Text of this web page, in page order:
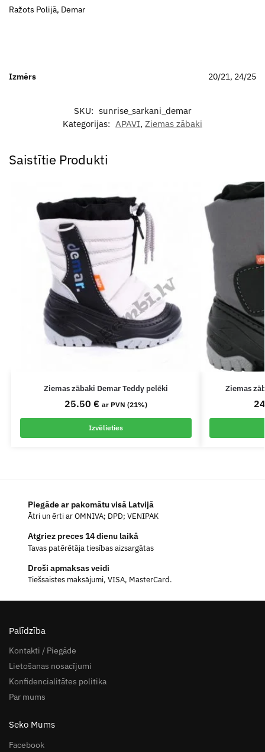
Ražots Polijā, Demar
Izmērs 20/21, 24/25
SKU: sunrise_sarkani_demar
Kategorijas: APAVI, Ziemas zābaki
Saistītie Produkti
Ziemas zābaki Demar Teddy pelēki
25.50 € ar PVN (21%)
Izvēlieties
Ziemas
Piegāde ar pakomātu visā Latvijā
Ātri un ērti ar OMNIVA; DPD; VENIPAK
Atgriez preces 14 dienu laikā
Tavas patērētāja tiesības aizsargātas
Droši apmaksas veidi
Tiešsaistes maksājumi, VISA, MasterCard.
Palīdzība
Kontakti / Piegāde
Lietošanas nosacījumi
Konfidencialitātes politika
Par mums
Seko Mums
Facebook